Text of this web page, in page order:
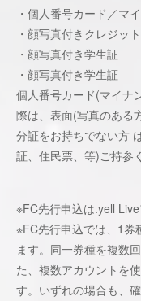
・個⼈番号カード／マ
・顔写真付きクレジッ
・顔写真付き学⽣証
・顔写真付き学⽣証
個⼈番号カード(マイナ
際は、表⾯(写真のある
分証をお持ちでない方
証、住⺠票、等)ご持参
※FC先⾏申込は.yell
※FC先行申込では、1券
ます。同⼀券種を複数
た、複数アカウントを
す。いずれの場合も、